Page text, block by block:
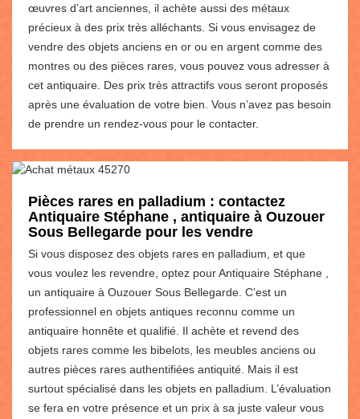
œuvres d’art anciennes, il achète aussi des métaux
précieux à des prix très alléchants. Si vous envisagez de
vendre des objets anciens en or ou en argent comme des
montres ou des pièces rares, vous pouvez vous adresser à
cet antiquaire. Des prix très attractifs vous seront proposés
après une évaluation de votre bien. Vous n’avez pas besoin
de prendre un rendez-vous pour le contacter.
Pièces rares en palladium : contactez
Antiquaire Stéphane , antiquaire à Ouzouer
Sous Bellegarde pour les vendre
Si vous disposez des objets rares en palladium, et que
vous voulez les revendre, optez pour Antiquaire Stéphane ,
un antiquaire à Ouzouer Sous Bellegarde. C’est un
professionnel en objets antiques reconnu comme un
antiquaire honnête et qualifié. Il achète et revend des
objets rares comme les bibelots, les meubles anciens ou
autres pièces rares authentifiées antiquité. Mais il est
surtout spécialisé dans les objets en palladium. L’évaluation
se fera en votre présence et un prix à sa juste valeur vous